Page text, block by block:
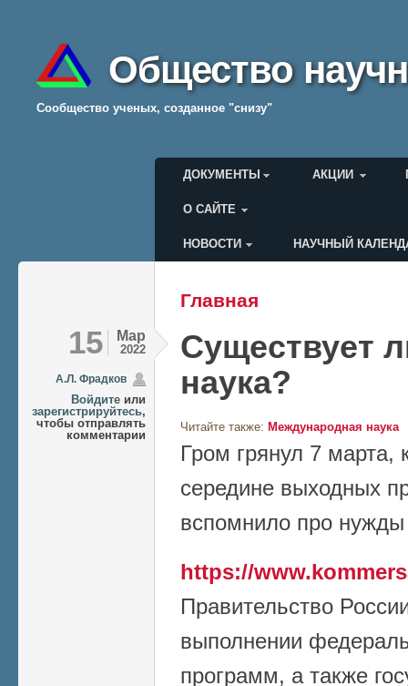
Общество
Cообщество ученых, созданное "снизу"
Главное меню
ДОКУМЕНТЫ АКЦИИ
О САЙТЕ
Меню пользователя
НОВОСТИ НАУЧНЫЙ
Вы здесь
Главная
15 Мар
2022
А.Л. Фрадков
Войдите или
зарегистрируйтесь,
чтобы отправлять
комментарии
Существует
наука?
Читайте также: Международная наука
Гром грянул 7 марта,
середине выходных
вспомнило про нужды
https://
Правительство
выполнении
программ, а также